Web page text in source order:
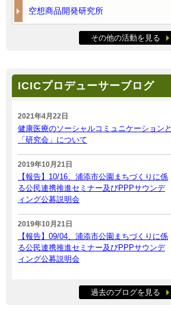
空想商品開発研究所
その他の活動を見る
ICICプロデューサーブログ
2021年4月22日
健康医療のソーシャルコミュニケーションと
「研究会」について
2019年10月21日
【報告】10/16、浦添市公園まちづくりに係
る公民連携推進セミナー及びPPPサウンデ
ィング公募説明会
2019年10月21日
【報告】09/04、浦添市公園まちづくりに係
る公民連携推進セミナー及びPPPサウンデ
ィング公募説明会
過去のブログを見る